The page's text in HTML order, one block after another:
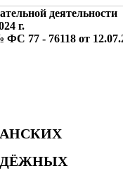
деятельности
г.
77 - 76118 от